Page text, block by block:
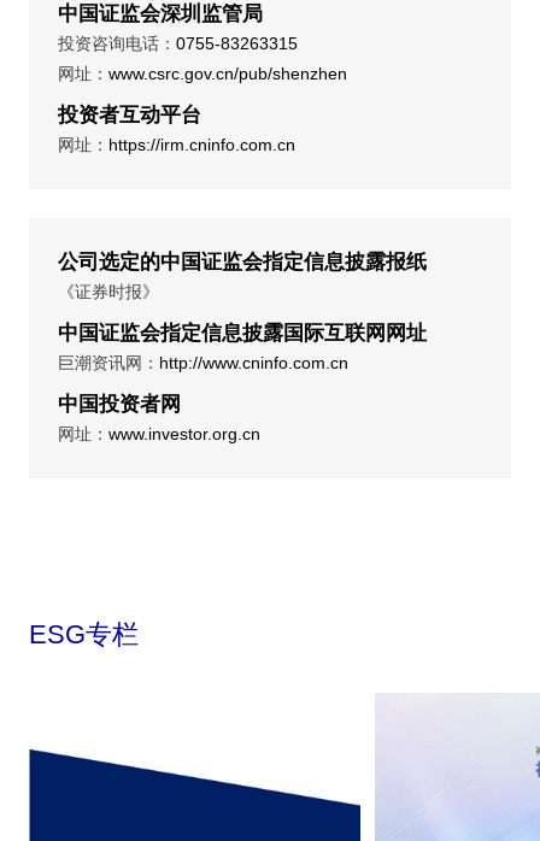
中国证监会深圳监管局
投资咨询电话： 0755-83263315
网址： www.csrc.gov.cn/pub/shenzhen
投资者互动平台
网址： https://irm.cninfo.com.cn
公司选定的中国证监会指定信息披露报纸
《证券时报》
中国证监会指定信息披露国际互联网网址
巨潮资讯网： http://www.cninfo.com.cn
中国投资者网
网址： www.investor.org.cn
ESG专栏